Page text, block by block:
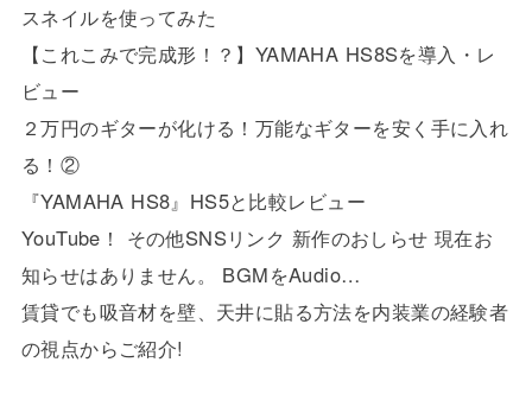
スネイルを使ってみた
【これこみで完成形！？】YAMAHA HS8Sを導入・レ
ビュー
２万円のギターが化ける！万能なギターを安く手に入れ
る！②
『YAMAHA HS8』HS5と比較レビュー
YouTube！ その他SNSリンク 新作のおしらせ 現在お
知らせはありません。 BGMをAudio…
賃貸でも吸音材を壁、天井に貼る方法を内装業の経験者
の視点からご紹介!